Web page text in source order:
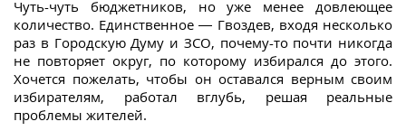
Чуть-чуть бюджетников, но уже менее довлеющее
количество. Единственное — Гвоздев, входя несколько
раз в Городскую Думу и ЗСО, почему-то почти никогда
не повторяет округ, по которому избирался до этого.
Хочется пожелать, чтобы он оставался верным своим
избирателям, работал вглубь, решая реальные
проблемы жителей.